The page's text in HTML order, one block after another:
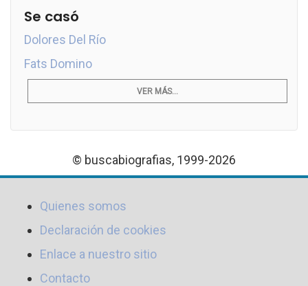
Se casó
Dolores Del Río
Fats Domino
VER MÁS...
© buscabiografias, 1999-2026
Quienes somos
Declaración de cookies
Enlace a nuestro sitio
Contacto